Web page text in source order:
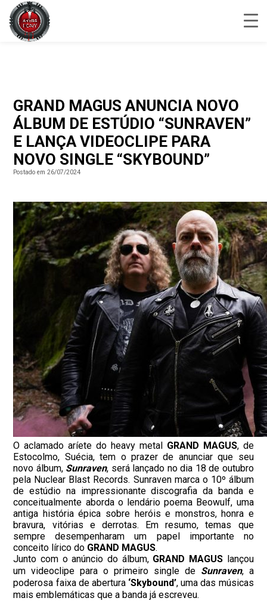
GRAND MAGUS ANUNCIA NOVO
ÁLBUM DE ESTÚDIO “SUNRAVEN”
E LANÇA VIDEOCLIPE PARA
NOVO SINGLE “SKYBOUND”
Postado em 26/07/2024
O aclamado aríete do heavy metal GRAND MAGUS, de
Estocolmo, Suécia, tem o prazer de anunciar que seu
novo álbum, Sunraven, será lançado no dia 18 de outubro
pela Nuclear Blast Records. Sunraven marca o 10º álbum
de estúdio na impressionante discografia da banda e
conceitualmente aborda o lendário poema Beowulf, uma
antiga história épica sobre heróis e monstros, honra e
bravura, vitórias e derrotas. Em resumo, temas que
sempre desempenharam um papel importante no
conceito lírico do GRAND MAGUS.
Junto com o anúncio do álbum, GRAND MAGUSlançou
um videoclipe para o primeiro single de Sunraven, a
poderosa faixa de abertura ‘Skybound’, uma das músicas
mais emblemáticas que a banda já escreveu.